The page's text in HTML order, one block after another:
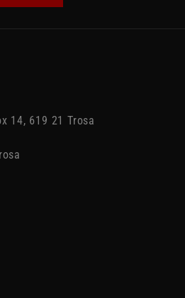
14, 619 21 Trosa